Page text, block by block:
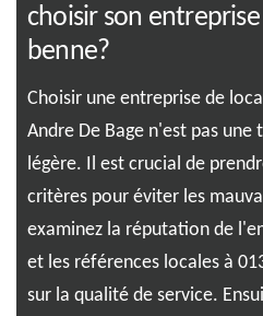
choisir son
benne?
Choisir une entreprise de
Andre De Bage n'est pas une
légère. Il est crucial de
critères pour éviter les
examinez la réputation de
et les références locales à
sur la qualité de service.